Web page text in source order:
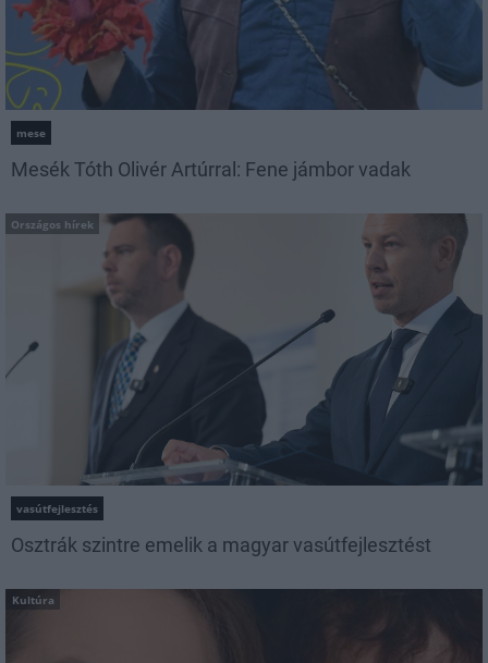
mese
Mesék Tóth Olivér Artúrral: Fene jámbor vadak
Országos hírek
vasútfejlesztés
Osztrák szintre emelik a magyar vasútfejlesztést
Kultúra